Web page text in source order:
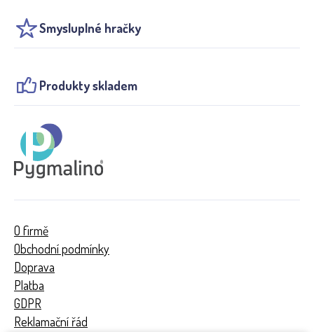
Smysluplné hračky
Produkty skladem
O firmě
Obchodní podmínky
Doprava
Platba
GDPR
Reklamační řád